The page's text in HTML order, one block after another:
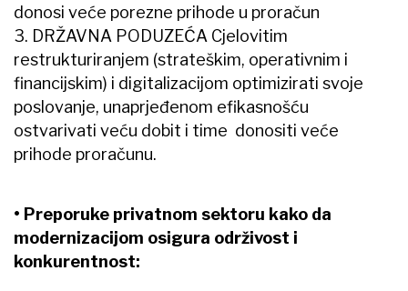
donosi veće porezne prihode u proračun
3. DRŽAVNA PODUZEĆA Cjelovitim
restrukturiranjem (strateškim, operativnim i
financijskim) i digitalizacijom optimizirati svoje
poslovanje, unaprjeđenom efikasnošću
ostvarivati veću dobit i time donositi veće
prihode proračunu.
• Preporuke privatnom sektoru kako da
modernizacijom osigura održivost i
konkurentnost: